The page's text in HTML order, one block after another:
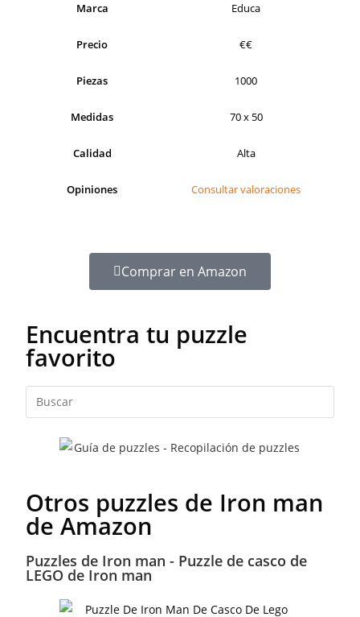
Marca Educa
Precio €€
Piezas 1000
Medidas 70 x 50
Calidad Alta
Opiniones Consultar valoraciones
Comprar en Amazon
Encuentra tu puzzle
favorito
Otros puzzles de Iron man
de Amazon
Puzzles de Iron man - Puzzle de casco de
LEGO de Iron man